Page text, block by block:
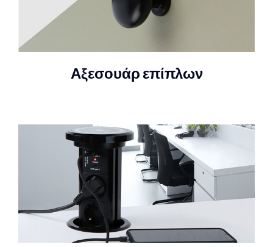
Αξεσουάρ επίπλων